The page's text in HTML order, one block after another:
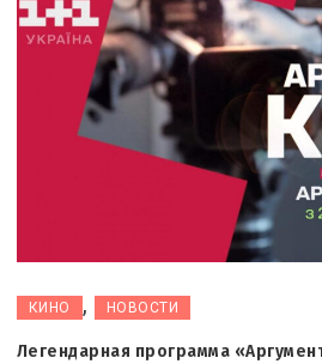
КИНО , НОВОСТИ
Легендарная программа